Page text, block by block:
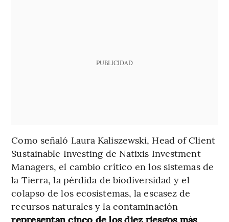
PUBLICIDAD
Como señaló Laura Kaliszewski, Head of Client
Sustainable Investing de Natixis Investment
Managers, el cambio crítico en los sistemas de
la Tierra, la pérdida de biodiversidad y el
colapso de los ecosistemas, la escasez de
recursos naturales y la contaminación
representan cinco de los diez riesgos más